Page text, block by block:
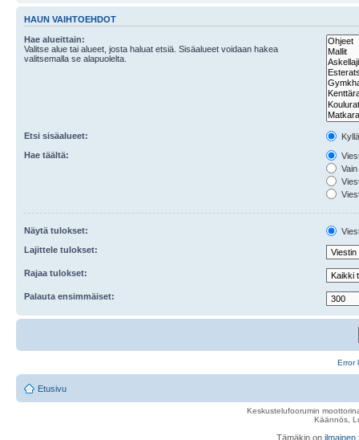
HAUN VAIHTOEHDOT
Hae alueittain:
Valitse alue tai alueet, josta haluat etsiä. Sisäalueet voidaan hakea
valitsemalla se alapuolelta.
Etsi sisäalueet:
Hae täältä:
Näytä tulokset:
Lajittele tulokset:
Rajaa tulokset:
Palauta ensimmäiset:
Error
Etusivu
Keskustelufoorumin
Käännös,
Tämäkin on ilmainen